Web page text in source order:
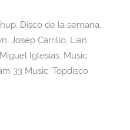
a
m
, Disco de la semana,
, Josep Carrillo, Lian
Iglesias, Music
33 Music, Topdisco